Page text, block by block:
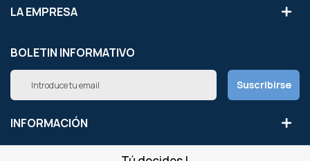
LA EMPRESA
BOLETIN INFORMATIVO
Inscríbete
nuestro
boletín
de
noticias:
Suscribirse
INFORMACIÓN